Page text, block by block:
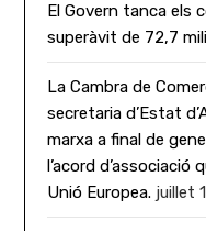
El Govern tanca els
superàvit de 72,7
La Cambra de
secretaria d’Estat
marxa a final de
l’acord
Unió Europea. juillet